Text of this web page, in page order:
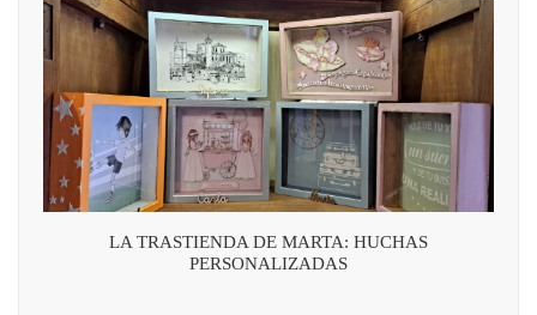
LA TRASTIENDA DE MARTA: HUCHAS
PERSONALIZADAS